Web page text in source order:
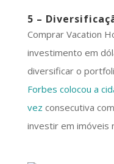
5 –
Comprar Vacation
investimento em
diversificar o
Forbes colocou a
vez consecutiva
investir em imóveis